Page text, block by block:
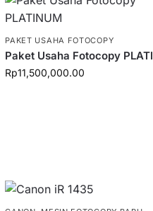
PAKET USAHA FOTOCOPY
Paket Usaha Fotocopy
Rp11,500,000.00